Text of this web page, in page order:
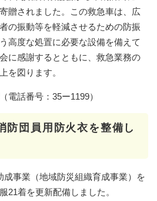
贈されました。この救急車は、広
の振動等を軽減させるための防振
高度な処置に必要な設備を備えて
に感謝するとともに、救急業務の
を図ります。
電話番号：︎35ー1199）
防団員用防火衣を整備し
成事業（地域防災組織育成事業）を
21着を更新配備しました。